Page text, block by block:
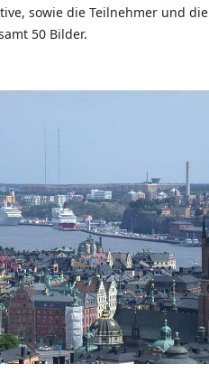
sowie die Teilnehmer und die
50 Bilder.